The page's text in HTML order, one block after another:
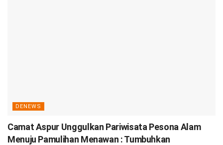
DENEWS
Camat Aspur Unggulkan Pariwisata Pesona Alam
Menuju Pamulihan Menawan : Tumbuhkan